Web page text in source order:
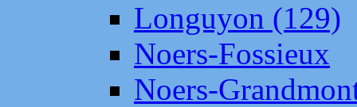
Longuyon (129)
Noers-Fossieux
Noers-